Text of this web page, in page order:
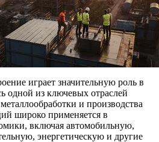
играет значительную роль в
одной из ключевых отраслей
и производства
широко применяется в
включая автомобильную,
энергетическую и другие